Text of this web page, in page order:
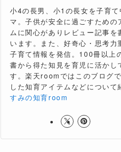
小4の長男、小1の長女を子育て
マ。子供が安全に過ごすための
ムに関心がありレビュー記事を
います。また、好奇心・思考力
子育て情報を発信。100冊以上
書から得た知見を育児に活かし
す。楽天roomではこのブログ
した知育アイテムなどについて
すみの知育room